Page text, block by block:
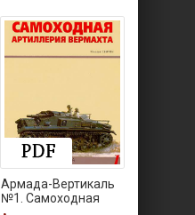
Армада-Вертикаль
№1. Самоходная